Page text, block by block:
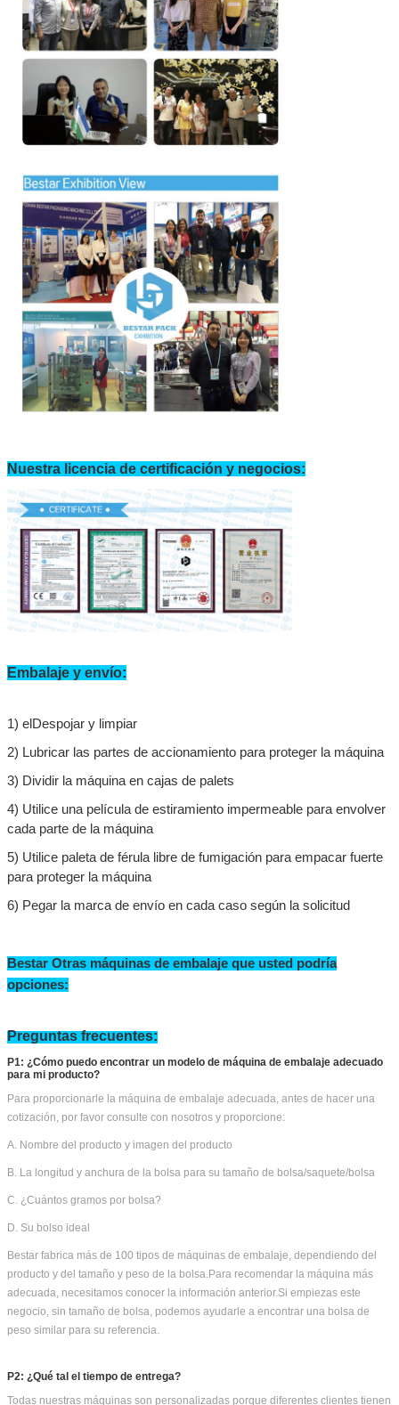
Nuestra licencia de certificación y negocios:
Embalaje y envío:
1) el
Despojar y limpiar
2) Lubricar las partes de accionamiento para proteger la máquina
3) Dividir la máquina en cajas de palets
4) Utilice una película de estiramiento impermeable para envolver
para proteger la máquina
6) Pegar la marca de envío en cada caso según la solicitud